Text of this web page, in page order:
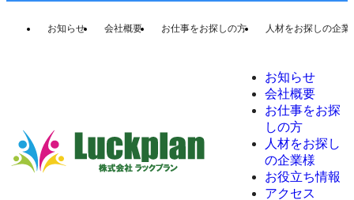
お知らせ 会社概要 お仕事をお探しの方 人材をお探しの企業
お知らせ
会社概要
お仕事をお探
しの方
人材をお探し
の企業様
お役立ち情報
アクセス